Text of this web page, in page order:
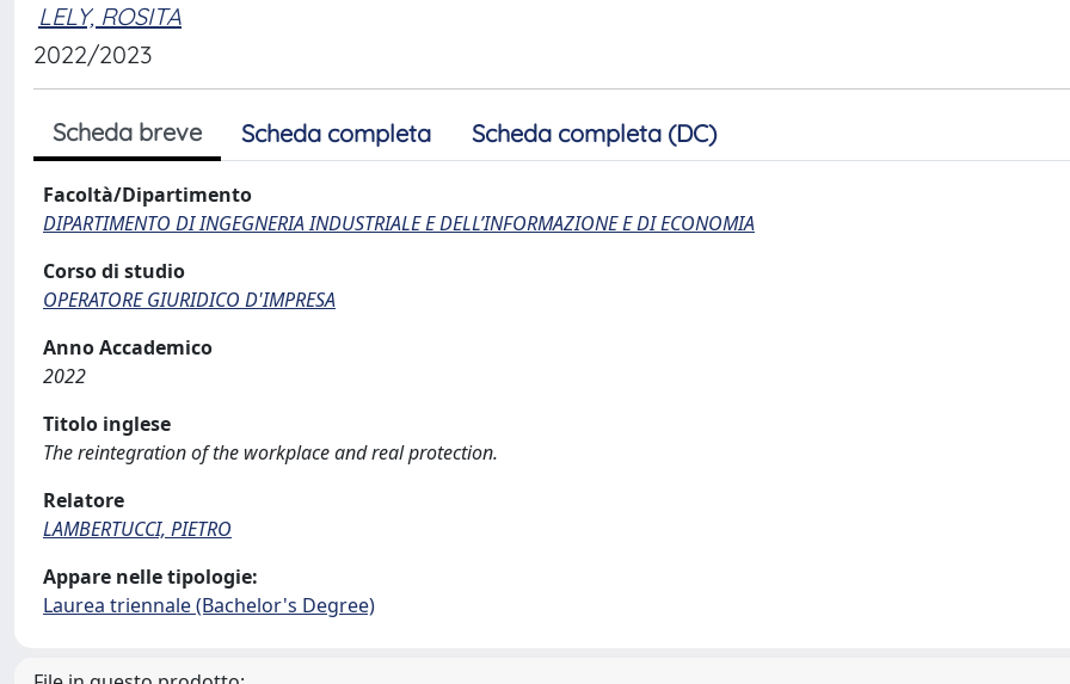
LELY, ROSITA
2022/2023
Scheda breve Scheda completa Scheda completa (DC)
Facoltà/Dipartimento
DIPARTIMENTO DI INGEGNERIA INDUSTRIALE E DELL’INFORMAZIONE E DI ECONOMIA
Corso di studio
OPERATORE GIURIDICO D'IMPRESA
Anno Accademico
2022
Titolo inglese
The reintegration of the workplace and real protection.
Relatore
LAMBERTUCCI, PIETRO
Appare nelle tipologie:
Laurea triennale (Bachelor's Degree)